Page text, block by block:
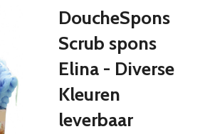
DoucheSpons
Scrub spons
Elina - Diverse
Kleuren
leverbaar